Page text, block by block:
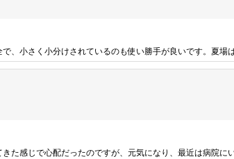
、小さく小分けされているのも使い勝手が良いです。夏場
た感じで心配だったのですが、元気になり、最近は病院に